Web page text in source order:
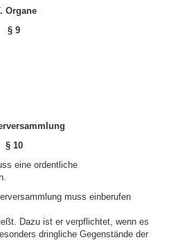
Organe
§ 9
§ 10
eine ordentliche
muss einberufen
Dazu ist er verpflichtet, wenn es
dringliche Gegenstände der